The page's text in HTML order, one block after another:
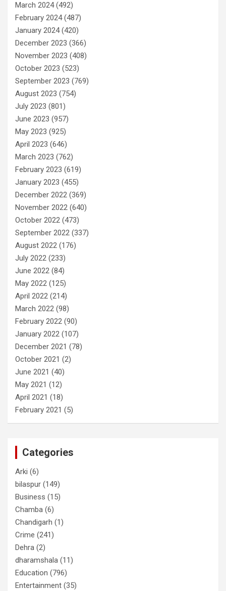
March 2024(492)
February 2024(487)
January 2024(420)
December 2023 (366)
November 2023 (408)
October 2023 (523)
September 2023 (769)
August 2023 (754)
July 2023 (801)
June 2023 (957)
May 2023 (925)
April 2023 (646)
March 2023 (762)
February 2023 (619)
January 2023 (455)
December 2022 (369)
November 2022 (640)
October 2022 (473)
September 2022 (337)
August 2022 (176)
July 2022 (233)
June 2022 (84)
May 2022 (125)
April 2022 (214)
March 2022 (98)
February 2022 (90)
January 2022 (107)
December 2021 (78)
October 2021 (2)
June 2021 (40)
May 2021 (12)
April 2021 (18)
February 2021 (5)
Categories
Arki (6)
bilaspur (149)
Business (15)
Chamba (6)
Chandigarh (1)
Crime (241)
Dehra (2)
dharamshala (11)
Education (796)
Entertainment (35)